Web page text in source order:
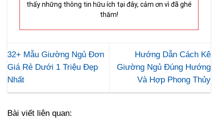
thấy những thông tin hữu ích tại đây, cảm ơn vì đã ghé
thăm!
32+ Mẫu Giường Ngủ Đơn
Giá Rẻ Dưới 1 Triệu Đẹp
Nhất
Hướng Dẫn Cách Kê
Giường Ngủ Đúng Hướng
Và Hợp Phong Thủy
Bài viết liên quan: